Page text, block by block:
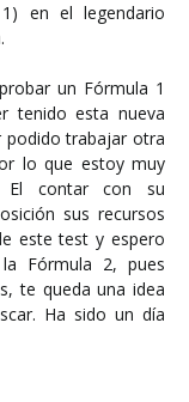
en el legendario
un Fórmula 1
tenido esta nueva
podido trabajar otra
lo que estoy muy
El contar con su
sus recursos
este test y espero
Fórmula 2, pues
te queda una idea
Ha sido un día